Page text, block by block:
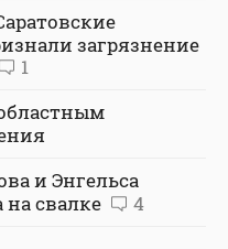
загрязнение
1
и Энгельса
свалке
4